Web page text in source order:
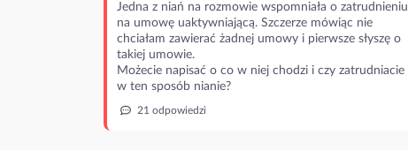
Jedna z niań na rozmowie wspomniała o zatrudnieniu
na umowę uaktywniającą. Szczerze mówiąc nie
chciałam zawierać żadnej umowy i pierwsze słyszę o
takiej umowie.
Możecie napisać o co w niej chodzi i czy zatrudniacie
w ten sposób nianie?
21 odpowiedzi